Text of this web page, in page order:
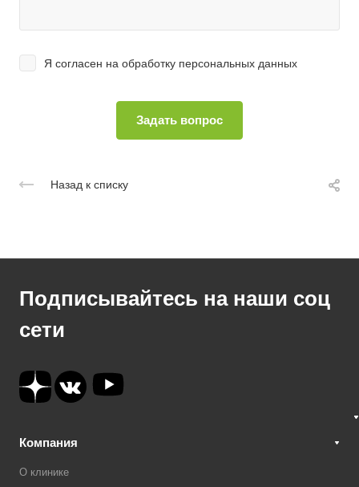
Я согласен на обработку персональных данных
Назад к списку
Подписывайтесь на наши соц
сети
Компания
О клинике